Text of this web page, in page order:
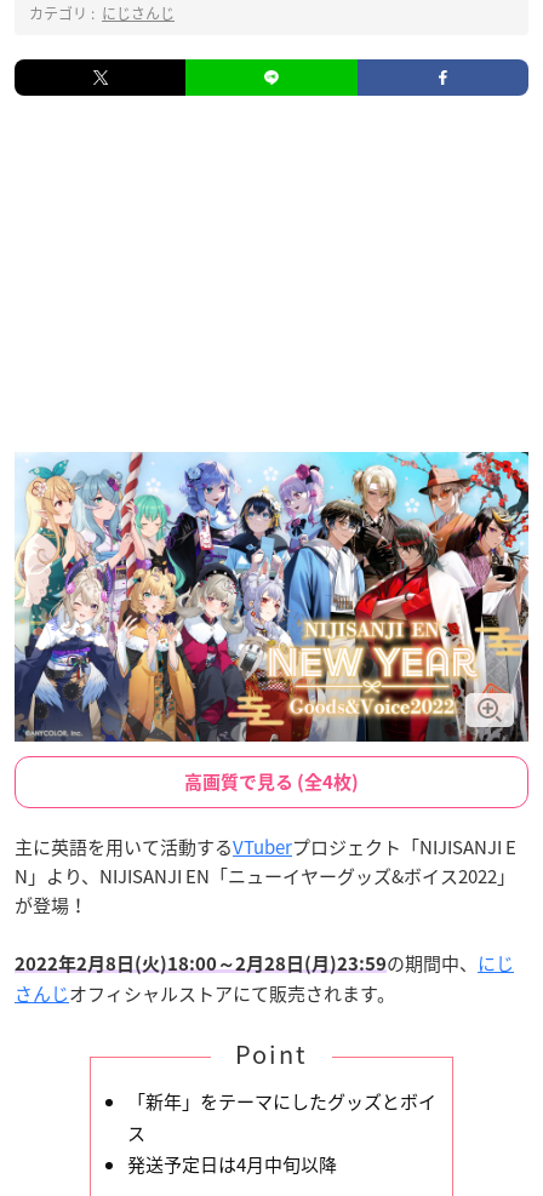
カテゴリ : にじさんじ
高画質で見る (全4枚)
主に英語を用いて活動するVTuberプロジェクト「NIJISANJI E
N」より、NIJISANJI EN「ニューイヤーグッズ&ボイス2022」
が登場！
2022年2月8日(火)18:00～2月28日(月)23:59の期間中、 にじ
さんじオフィシャルストアにて販売されます。
Point
「新年」をテーマにしたグッズとボイ
ス
発送予定日は4月中旬以降